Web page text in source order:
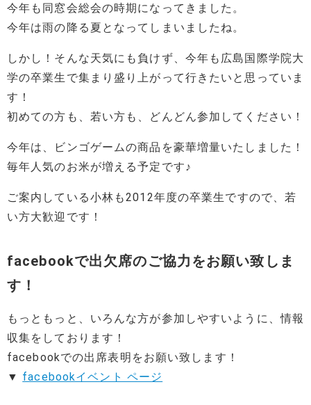
今年も同窓会総会の時期になってきました。
今年は雨の降る夏となってしまいましたね。
しかし！そんな天気にも負けず、今年も広島国際学院大
学の卒業生で集まり盛り上がって行きたいと思っていま
す！
初めての方も、若い方も、どんどん参加してください！
今年は、ビンゴゲームの商品を豪華増量いたしました！
毎年人気のお米が増える予定です♪
ご案内している小林も2012年度の卒業生ですので、若
い方大歓迎です！
facebookで出欠席のご協力をお願い致しま
す！
もっともっと、いろんな方が参加しやすいように、情報
収集をしております！
facebookでの出席表明をお願い致します！
▼ facebookイベント ページ